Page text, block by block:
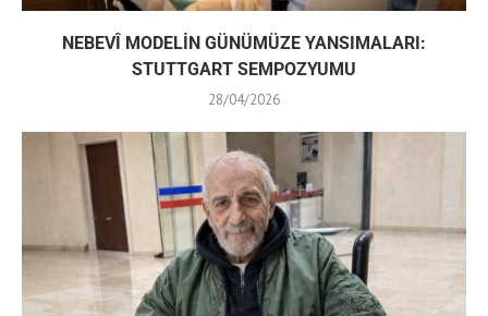
NEBEVÎ MODELİN GÜNÜMÜZE YANSIMALARI:
STUTTGART SEMPOZYUMU
28/04/2026